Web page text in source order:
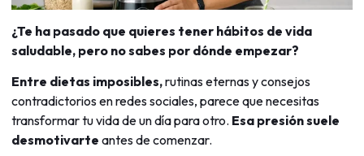
¿Te ha pasado que quieres tener hábitos de vida
saludable, pero no sabes por dónde empezar?
Entre dietas imposibles,rutinas eternas y consejos
contradictorios en redes sociales, parece que necesitas
transformar tu vida de un día para otro. Esa presión suele
desmotivarte antes de comenzar.